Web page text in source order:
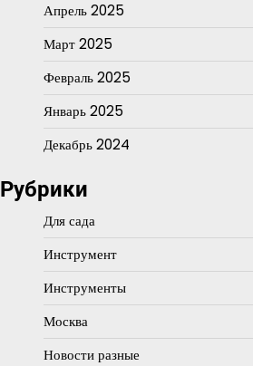
Апрель 2025
Март 2025
Февраль 2025
Январь 2025
Декабрь 2024
Рубрики
Для сада
Инструмент
Инструменты
Москва
Новости разные